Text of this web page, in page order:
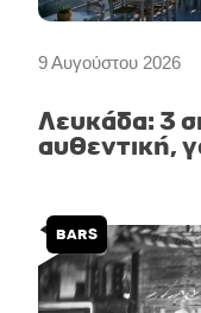
9 Αυγούστου 2026
Λευκάδα: 3
αυθεντική,
BARS